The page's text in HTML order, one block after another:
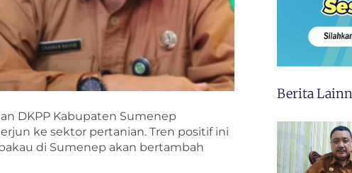
DKPP Kabupaten Sumenep
ke sektor pertanian. Tren positif ini
di Sumenep akan bertambah
Berita